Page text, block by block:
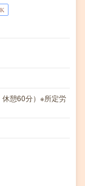
憩60分）※所定労